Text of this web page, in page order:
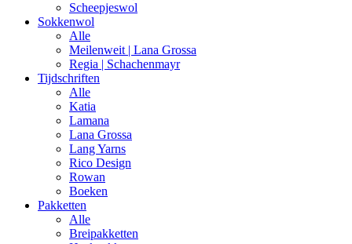
Scheepjeswol
Sokkenwol
Alle
Meilenweit | Lana Grossa
Regia | Schachenmayr
Tijdschriften
Alle
Katia
Lamana
Lana Grossa
Lang Yarns
Rico Design
Rowan
Boeken
Pakketten
Alle
Breipakketten